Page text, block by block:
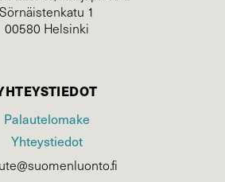
Sörnäistenkatu 1
00580 Helsinki
Palautelomake
Yhteystiedot